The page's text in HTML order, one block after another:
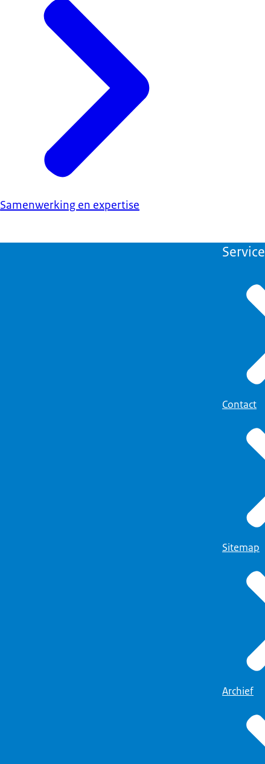
Samenwerking en expertise
Service
Contact
Sitemap
Archief